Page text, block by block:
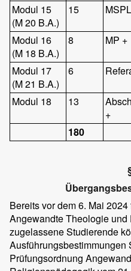
Modul 15
(M 20 B.A.)
15
Modul 16
(M 18 B.A.)
8 MP +
Modul 17
(M 21 B.A.)
6
Modul 18 13
+
180
Bereits vor dem 6. Mai
Angewandte Theologie
zugelassene Studierende
Ausführungsbestimmungen
Prüfungsordnung